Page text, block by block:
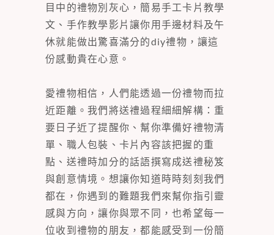
目中的禮物別灰心，簡易手工卡片教學
文、手作教學影片讓你用手邊材料及午
休就能做出驚喜滿分的diy禮物，讓這
份感動貴在心意。
愛禮物相信，人們能透過一份禮物而拉
近距離。我們將送禮過程細細解構：重
要日子近了提醒你、幫你準備好禮物清
單、職人包裝、卡片內容該把握的重
點、送禮時加分的話語撰寫成送禮秘笈
與創意情境。想讓你知道時時刻刻我們
都在，你遇到的難題我們來幫你指引靈
感與方向，讓你與眾不同，也希望每一
位收到禮物的朋友，都能感受到一份簡